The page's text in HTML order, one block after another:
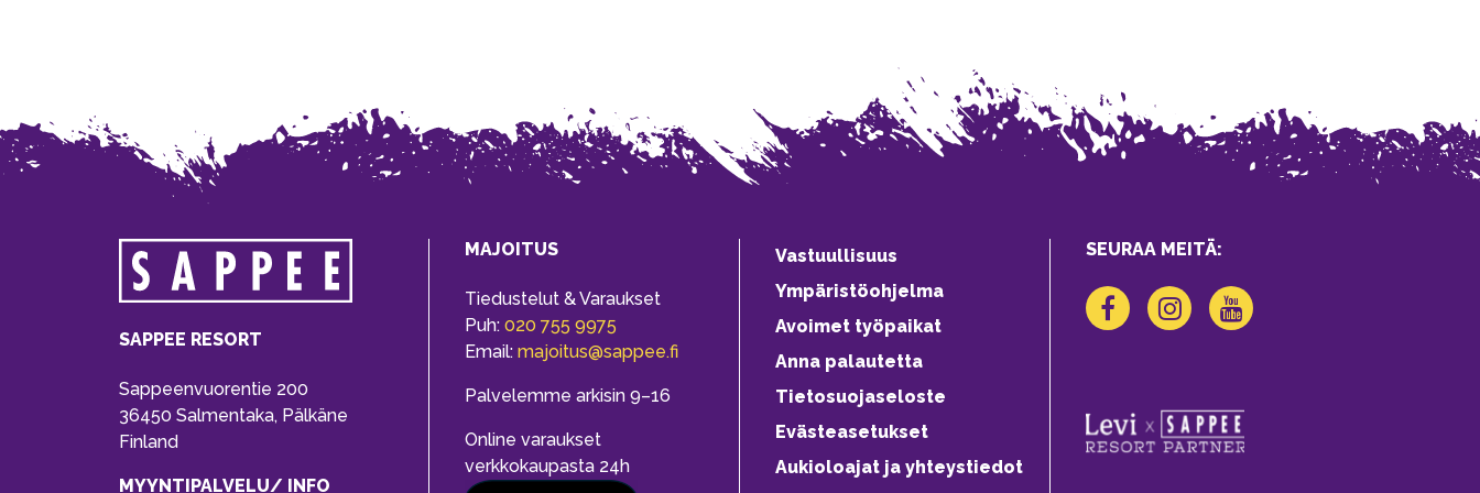
SAPPEE RESORT
Sappeenvuorentie 200
36450 Salmentaka, Pälkäne
Finland
MYYNTIPALVELU/ INFO
MAJOITUS
Tiedustelut & Varaukset
Puh: 020 755 9975
Email: majoitus@sappee.fi
Palvelemme arkisin 9–16
Online varaukset
verkkokaupasta 24h
Vastuullisuus
Ympäristöohjelma
Avoimet työpaikat
Anna palautetta
Tietosuojaseloste
Evästeasetukset
Aukioloajat ja yhteystiedot
SEURAA MEITÄ: